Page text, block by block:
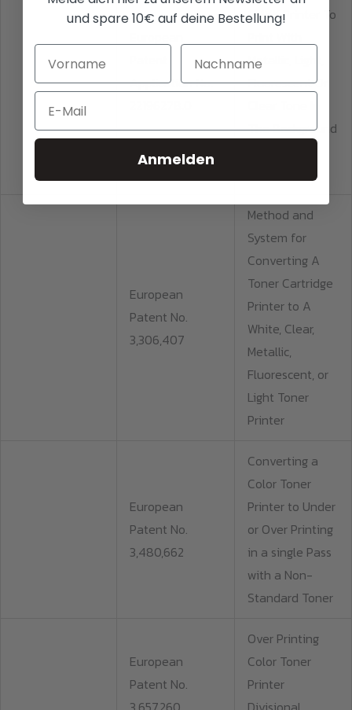
Application No.
CMYK Printer To
Metallic, Light,
Fluorescent Or
The Background
European
Patent No.
3,306,407
Method and
System for
Converting A
Toner Cartridge
Printer to A
White, Clear,
Metallic,
Fluorescent, or
Light Toner
Printer
European
Patent No.
3,480,662
Converting a
Color Toner
Printer to Under
or Over Printing
in a single Pass
with a Non-
Standard Toner
European
Patent No.
Over Printing
Color Toner
Printer
und spare 10€ auf deine Bestellung!
Email
Anmelden